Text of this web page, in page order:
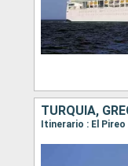
TURQUÍA,
Itinerario : El